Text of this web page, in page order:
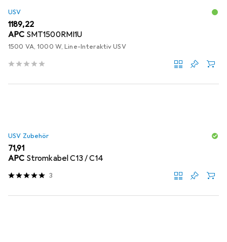
USV
EUR
1189,22
APC SMT1500RMI1U
1500 VA, 1000 W, Line-Interaktiv USV
USV Zubehör
EUR
71,91
APC Stromkabel C13 / C14
3